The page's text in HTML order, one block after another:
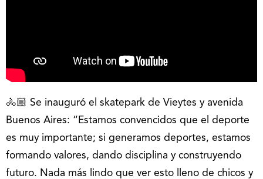
🚴🏼‍ Se inauguró el skatepark de Vieytes y avenida
Buenos Aires: “Estamos convencidos que el deporte
es muy importante; si generamos deportes, estamos
formando valores, dando disciplina y construyendo
futuro. Nada más lindo que ver esto lleno de chicos y